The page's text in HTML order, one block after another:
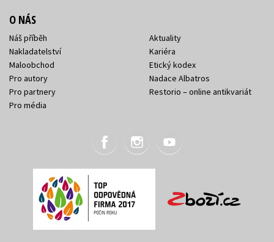
O NÁS
Náš příběh
Nakladatelství
Maloobchod
Pro autory
Pro partnery
Pro média
Aktuality
Kariéra
Etický kodex
Nadace Albatros
Restorio – online antikvariát